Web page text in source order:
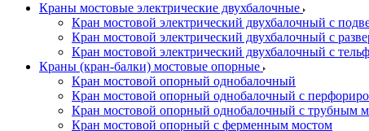
Краны мостовые электрические двухбалочные
Кран мостовой электрический двухбалочный с
Кран мостовой электрический двухбалочный с
Кран мостовой электрический двухбалочный с
Краны (кран-балки) мостовые опорные
Кран мостовой опорный однобалочный
Кран мостовой опорный однобалочный с
Кран мостовой опорный однобалочный с трубным
Кран мостовой опорный с ферменным мостом